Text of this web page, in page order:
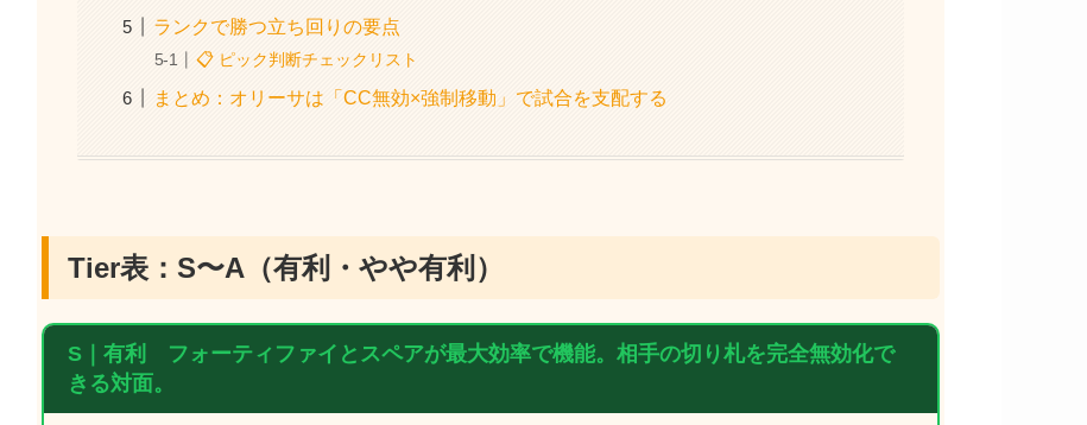
ランクで勝つ立ち回りの要点
📋 ピック判断チェックリスト
まとめ：オリーサは「CC無効×強制移動」で試合を支配する
Tier表：S〜A（有利・やや有利）
S｜ 有利
フォーティファイとスペアが最大効率で機能。相手の切り札を完全無効化で
きる対面。